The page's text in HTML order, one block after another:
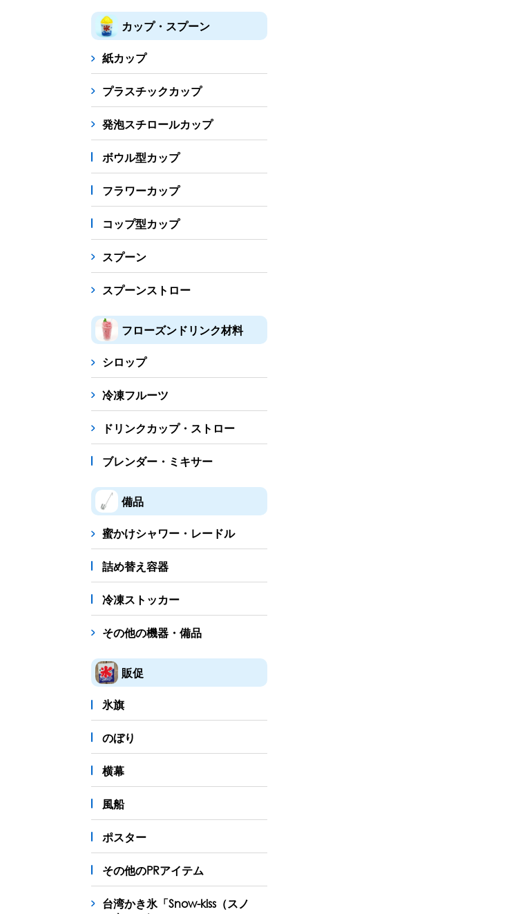
カップ・スプーン
紙カップ
プラスチックカップ
発泡スチロールカップ
ボウル型カップ
フラワーカップ
コップ型カップ
スプーン
スプーンストロー
フローズンドリンク材料
シロップ
冷凍フルーツ
ドリンクカップ・ストロー
ブレンダー・ミキサー
備品
蜜かけシャワー・レードル
詰め替え容器
冷凍ストッカー
その他の機器・備品
販促
氷旗
のぼり
横幕
風船
ポスター
その他のPRアイテム
台湾かき氷「Snow-kiss（スノ